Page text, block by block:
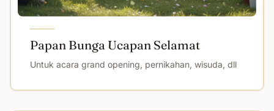
Papan Bunga Ucapan Selamat
Untuk acara grand opening, pernikahan, wisuda, dll